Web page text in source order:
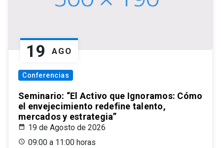
19 AGO
Conferencias
Seminario: “El Activo que Ignoramos: Cómo
el envejecimiento redefine talento,
mercados y estrategia”
19 de Agosto de 2026
09:00 a 11:00 horas